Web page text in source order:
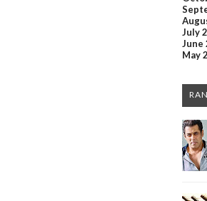
July
June
May